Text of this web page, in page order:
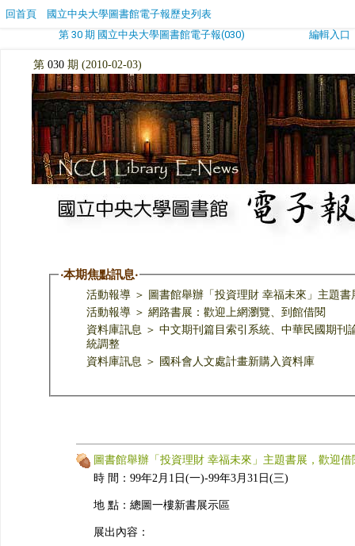
回首頁
國立中央大學圖書館電子報歷史列表
第 30 期 國立中央大學圖書館電子報(030)
編輯入口